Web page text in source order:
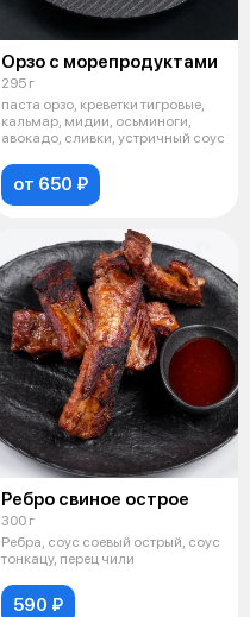
Орзо с морепродуктами
295 г
паста орзо, креветки тигровые,
кальмар, мидии, осьминоги,
авокадо, сливки, устричный соус
от 650 ₽
Ребро свиное острое
300 г
Ребра, соус соевый острый, соус
тонкацу, перец чили
590 ₽